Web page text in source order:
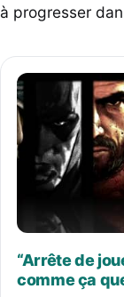
à progresser
“Arrête de
comme ça